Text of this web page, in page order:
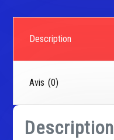
Description
Avis (0)
Description